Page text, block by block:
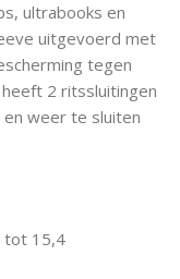
ultrabooks en
uitgevoerd met
tegen
2 ritssluitingen
weer te sluiten
15,4